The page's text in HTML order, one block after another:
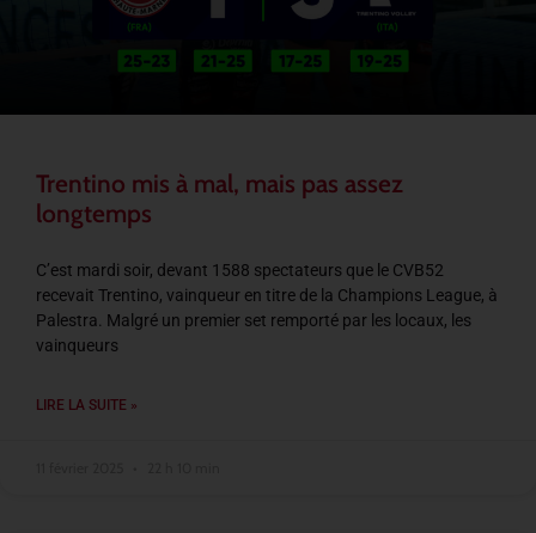
Trentino mis à mal, mais pas assez
longtemps
C’est mardi soir, devant 1588 spectateurs que le CVB52
recevait Trentino, vainqueur en titre de la Champions League, à
Palestra. Malgré un premier set remporté par les locaux, les
vainqueurs
LIRE LA SUITE »